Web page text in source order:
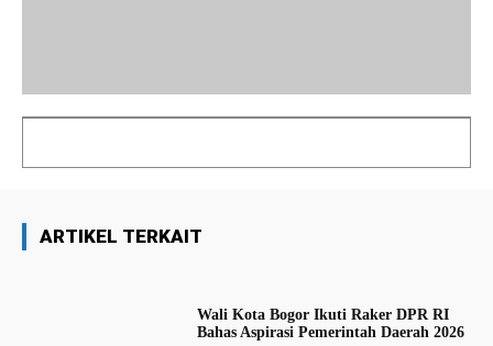
ARTIKEL TERKAIT
Wali Kota Bogor Ikuti Raker DPR RI
Bahas Aspirasi Pemerintah Daerah 2026